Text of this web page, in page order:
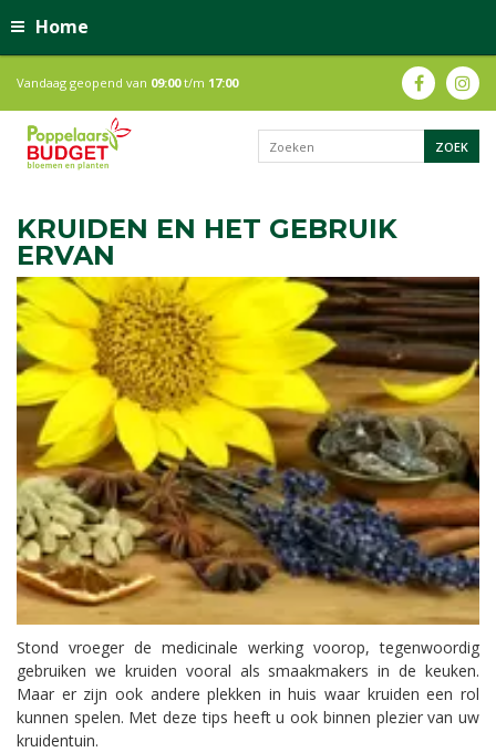
Home
Vandaag geopend van 09:00t/m 17:00
KRUIDEN EN HET GEBRUIK
ERVAN
Stond vroeger de medicinale werking voorop, tegenwoordig
gebruiken we kruiden vooral als smaakmakers in de keuken.
Maar er zijn ook andere plekken in huis waar kruiden een rol
kunnen spelen. Met deze tips heeft u ook binnen plezier van uw
kruidentuin.